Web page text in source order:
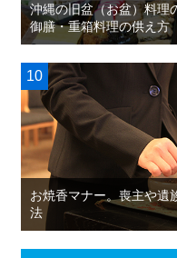
沖縄の旧盆（お盆）料理
御膳・重箱料理の供え方
お焼香マナー。喪主や遺
法